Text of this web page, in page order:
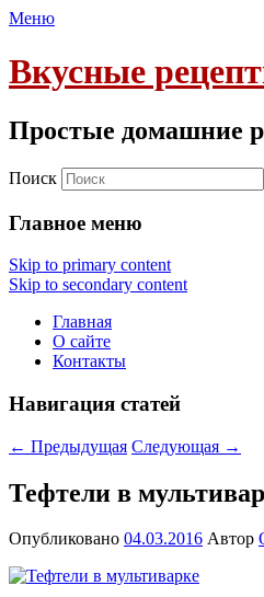
Меню
Вкусные
Простые домашние
Поиск
Главное меню
Skip to primary content
Skip to secondary content
Главная
О сайте
Контакты
Навигация статей
← Предыдущая Следующая →
Тефтели в
Опубликовано 04.03.2016 Автор